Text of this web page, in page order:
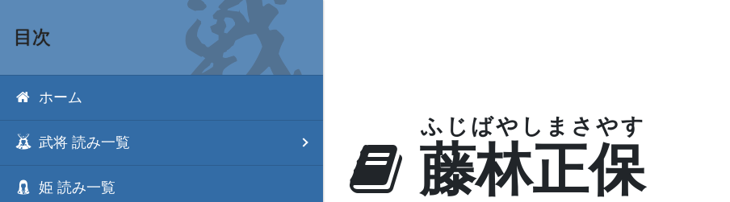
目次
ホーム
武将 読み一覧
姫 読み一覧 藤林正保
ふじばやしまさやす